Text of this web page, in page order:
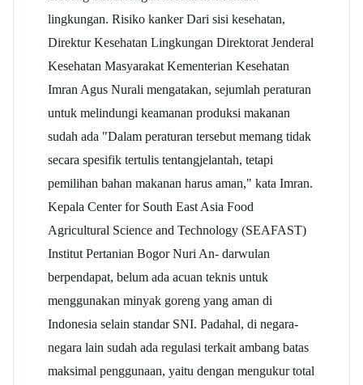
lingkungan. Risiko kanker Dari sisi kesehatan,
Direktur Kesehatan Lingkungan Direktorat Jenderal
Kesehatan Masyarakat Kementerian Kesehatan
Imran Agus Nurali mengatakan, sejumlah peraturan
untuk melindungi keamanan produksi makanan
sudah ada "Dalam peraturan tersebut memang tidak
secara spesifik tertulis tentangjelantah, tetapi
pemilihan bahan makanan harus aman," kata Imran.
Kepala Center for South East Asia Food
Agricultural Science and Technology (SEAFAST)
Institut Pertanian Bogor Nuri An- darwulan
berpendapat, belum ada acuan teknis untuk
menggunakan minyak goreng yang aman di
Indonesia selain standar SNI. Padahal, di negara-
negara lain sudah ada regulasi terkait ambang batas
maksimal penggunaan, yaitu dengan mengukur total